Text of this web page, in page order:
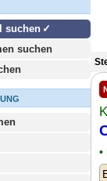
suchen
suchen